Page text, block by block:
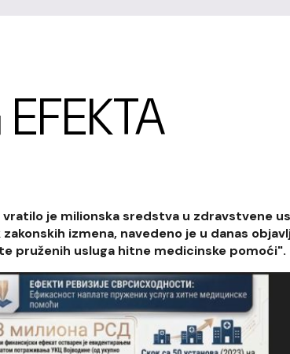
je milionska sredstva u zdravstvene
izmena, navedeno je u danas
pruženih usluga hitne medicinske pomoći".